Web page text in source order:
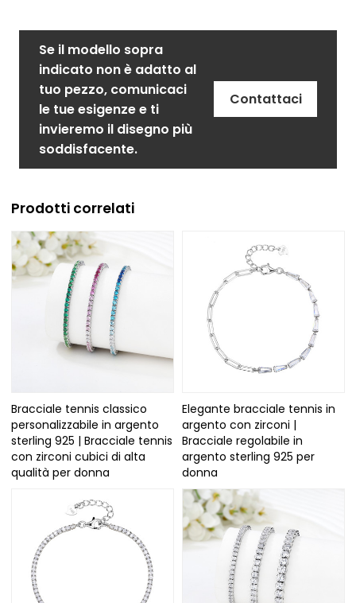
Se il modello sopra
indicato non è adatto al
tuo pezzo, comunicaci
le tue esigenze e ti
invieremo il disegno più
soddisfacente.
Contattaci
Prodotti correlati
Bracciale tennis classico
personalizzabile in argento
sterling 925 | Bracciale tennis
con zirconi cubici di alta
qualità per donna
Elegante bracciale tennis in
argento con zirconi |
Bracciale regolabile in
argento sterling 925 per
donna